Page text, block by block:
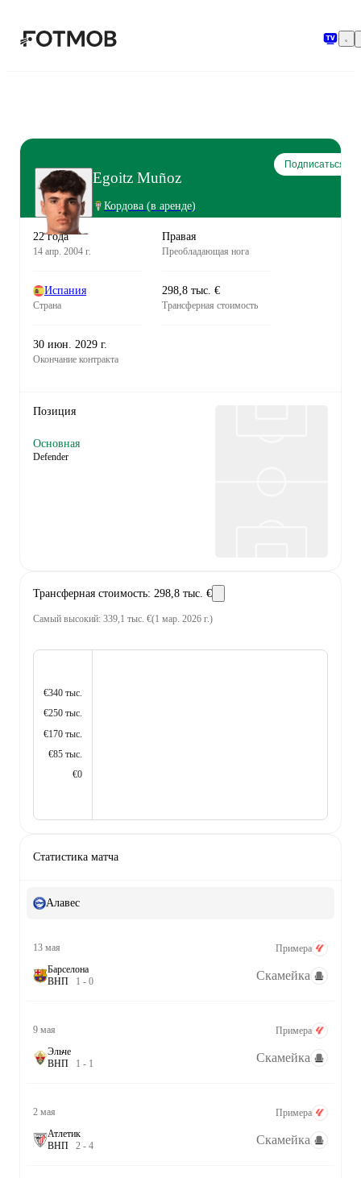
Egoitz Muñoz
Кордова (в аренде)
Подписаться
22 года
14 апр. 2004 г.
Правая
Преобладающая нога
Испания
Страна
298,8 тыс. €
Трансферная стоимость
30 июн. 2029 г.
Окончание контракта
Позиция
Основная
Defender
Трансферная стоимость: 298,8 тыс. €
Самый высокий: 339,1 тыс. €(1 мар. 2026 г.)
€340 тыс.
€250 тыс.
€170 тыс.
€85 тыс.
€0
Статистика матча
Алавес
13 мая
Примера
Барселона
ВНП 1 - 0 Скамейка
9 мая
Примера
Эльче
ВНП 1 - 1 Скамейка
2 мая
Примера
Атлетик
ВНП 2 - 4 Скамейка